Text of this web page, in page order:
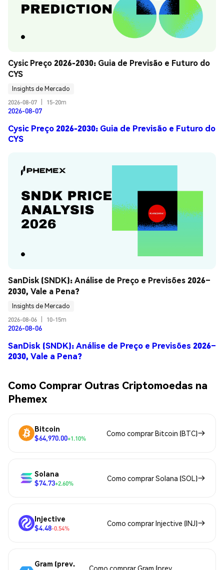
Cysic Preço 2026-2030: Guia de Previsão e Futuro do
CYS
Insights de Mercado
2026-08-07
15-20m
2026-08-07
Cysic Preço 2026-2030: Guia de Previsão e Futuro do
CYS
SanDisk (SNDK): Análise de Preço e Previsões 2026–
2030, Vale a Pena?
Insights de Mercado
2026-08-06
10-15m
2026-08-06
SanDisk (SNDK): Análise de Preço e Previsões 2026–
2030, Vale a Pena?
Como Comprar Outras Criptomoedas na
Phemex
Bitcoin
$64,970.00+1.10%
Como comprar Bitcoin (BTC)
Solana
$74.73+2.60%
Como comprar Solana (SOL)
Injective
$4.48-0.54%
Como comprar Injective (INJ)
Gram (prev.
Como comprar Gram (prev.